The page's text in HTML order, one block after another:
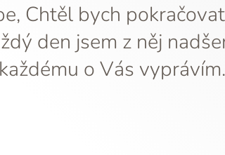
Chtěl bych
den jsem z něj
o Vás